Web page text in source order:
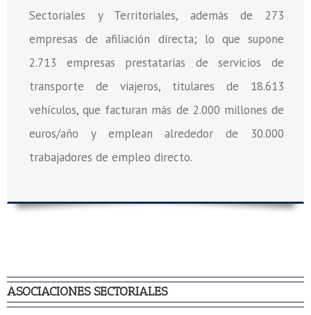
Sectoriales y Territoriales, además de 273
empresas de afiliación directa; lo que supone
2.713 empresas prestatarias de servicios de
transporte de viajeros, titulares de 18.613
vehículos, que facturan más de 2.000 millones de
euros/año y emplean alrededor de 30.000
trabajadores de empleo directo.
ASOCIACIONES SECTORIALES